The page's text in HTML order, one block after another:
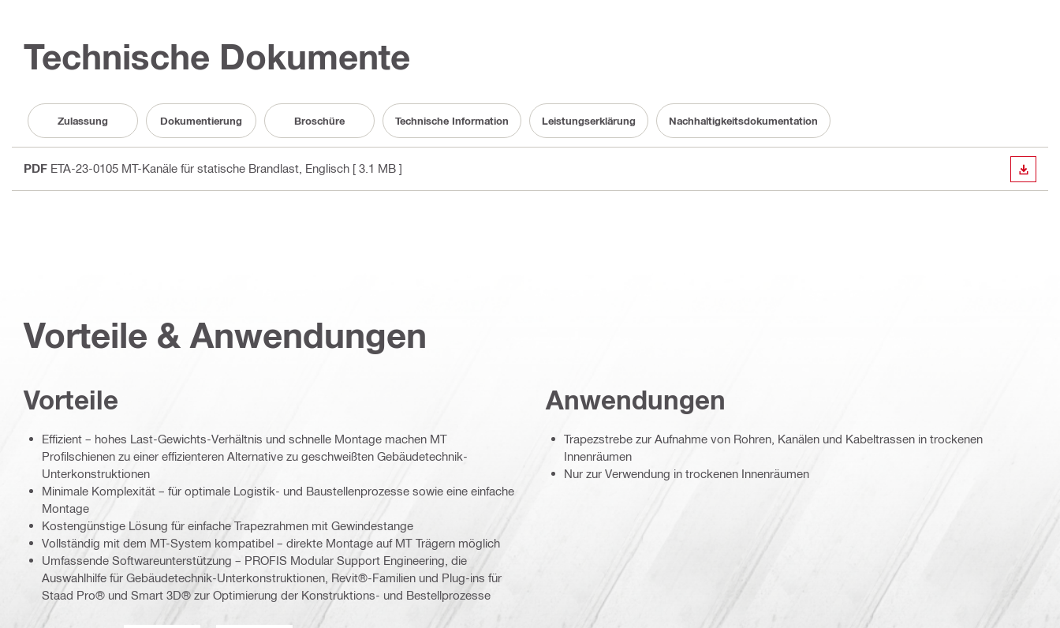
Technische Dokumente
Zulassung Dokumentierung Broschüre Technische Information Leistungserklärung Nachhaltigkeitsdokumentation
PDF ETA-23-0105 MT-Kanäle für statische Brandlast , Englisch [ 3.1 MB ]
Vorteile & Anwendungen
Vorteile
Effizient – hohes Last-Gewichts-Verhältnis und schnelle Montage machen MT
Profilschienen zu einer effizienteren Alternative zu geschweißten Gebäudetechnik-
Unterkonstruktionen
Minimale Komplexität – für optimale Logistik- und Baustellenprozesse sowie eine einfache
Montage
Kostengünstige Lösung für einfache Trapezrahmen mit Gewindestange
Vollständig mit dem MT-System kompatibel – direkte Montage auf MT Trägern möglich
Umfassende Softwareunterstützung – PROFIS Modular Support Engineering, die
Auswahlhilfe für Gebäudetechnik-Unterkonstruktionen, Revit®-Familien und Plug-ins für
Staad Pro® und Smart 3D® zur Optimierung der Konstruktions- und Bestellprozesse
Anwendungen
Trapezstrebe zur Aufnahme von Rohren, Kanälen und Kabeltrassen in trockenen
Innenräumen
Nur zur Verwendung in trockenen Innenräumen